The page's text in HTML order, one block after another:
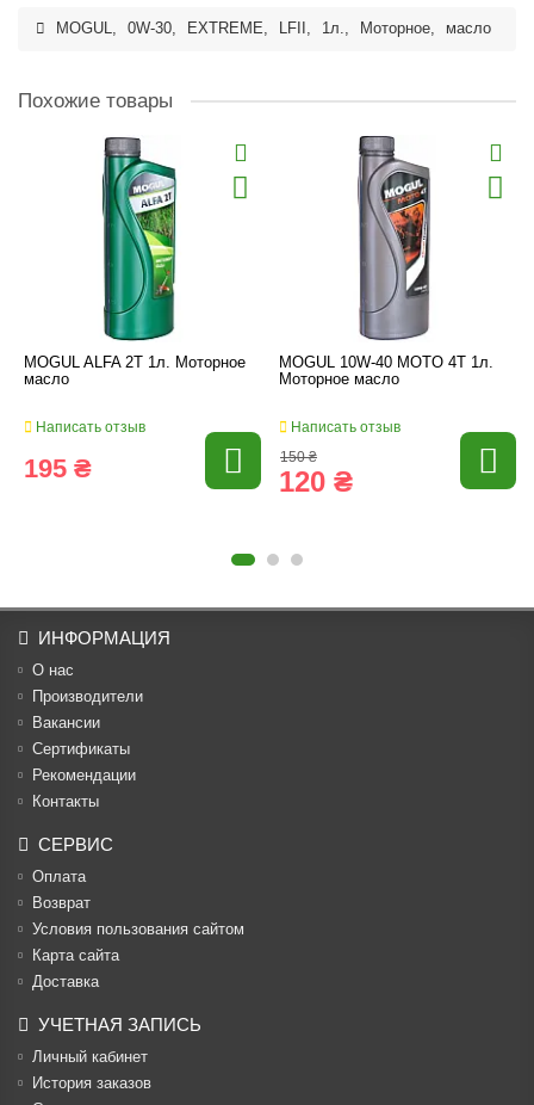
MOGUL 0W-30 EXTREME LFII 1л. Моторное масло
Похожие товары
MOGUL ALFA 2T 1л. Моторное
масло
Написать отзыв
195 ₴
MOGUL 10W-40 MOTO 4T 1л.
Моторное масло
Написать отзыв
150 ₴
120 ₴
ИНФОРМАЦИЯ
О нас
Производители
Вакансии
Cертификаты
Рекомендации
Контакты
СЕРВИС
Оплата
Возврат
Условия пользования сайтом
Карта сайта
Доставка
УЧЕТНАЯ ЗАПИСЬ
Личный кабинет
История заказов